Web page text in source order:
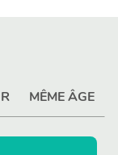
MÊME ÂGE